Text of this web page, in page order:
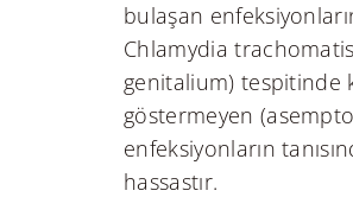
bulaşan
Chlamydia
genitalium) tespitinde
göstermeyen
enfeksiyonların
hassastır.